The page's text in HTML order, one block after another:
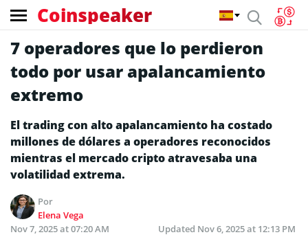
Coinspeaker
7 operadores que lo perdieron
todo por usar apalancamiento
extremo
El trading con alto apalancamiento ha costado
millones de dólares a operadores reconocidos
mientras el mercado cripto atravesaba una
volatilidad extrema.
Por
Elena Vega
Nov 7, 2025 at 07:20 AM
Updated Nov 6, 2025 at 12:13 PM